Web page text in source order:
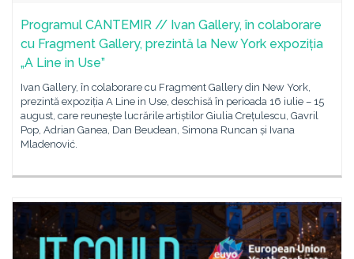
Programul CANTEMIR // Ivan Gallery, în colaborare
cu Fragment Gallery, prezintă la New York expoziția
„A Line in Use”
Ivan Gallery, în colaborare cu Fragment Gallery din New York,
prezintă expoziția A Line in Use, deschisă în perioada 16 iulie – 15
august, care reunește lucrările artiștilor Giulia Crețulescu, Gavril
Pop, Adrian Ganea, Dan Beudean, Simona Runcan și Ivana
Mladenović.